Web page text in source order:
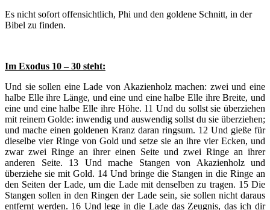
Es nicht sofort offensichtlich, Phi und den goldene Schnitt, in der
Bibel zu finden.
Im Exodus 10 – 30 steht:
Und sie sollen eine Lade von Akazienholz machen: zwei und eine
halbe Elle ihre Länge, und eine und eine halbe Elle ihre Breite, und
eine und eine halbe Elle ihre Höhe. 11 Und du sollst sie überziehen
mit reinem Golde: inwendig und auswendig sollst du sie überziehen;
und mache einen goldenen Kranz daran ringsum. 12 Und gieße für
dieselbe vier Ringe von Gold und setze sie an ihre vier Ecken, und
zwar zwei Ringe an ihrer einen Seite und zwei Ringe an ihrer
anderen Seite. 13 Und mache Stangen von Akazienholz und
überziehe sie mit Gold. 14 Und bringe die Stangen in die Ringe an
den Seiten der Lade, um die Lade mit denselben zu tragen. 15 Die
Stangen sollen in den Ringen der Lade sein, sie sollen nicht daraus
entfernt werden. 16 Und lege in die Lade das Zeugnis, das ich dir